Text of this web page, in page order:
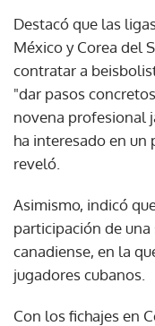
Destacó que las
México y Corea del
contratar a
"dar pasos
novena profesional
ha interesado en un
reveló.
Asimismo, indicó
participación de
canadiense, en la
jugadores cubanos.
Con los fichajes en